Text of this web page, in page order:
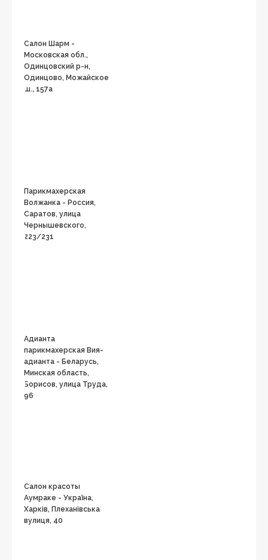
Салон Шарм -
Московская обл.,
Одинцовский р-н,
Одинцово, Можайское
ш., 157а
Парикмахерская
Волжанка - Россия,
Саратов, улица
Чернышевского,
223/231
Адианта
парикмахерская Вия-
адианта - Беларусь,
Минская область,
Борисов, улица Труда,
96
Салон красоты
Аумраке - Україна,
Харків, Плеханівська
вулиця, 40